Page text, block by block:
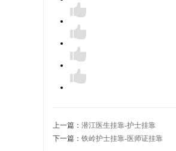
上一篇： 潜江医生挂靠-护士挂靠
下一篇： 铁岭护士挂靠-医师证挂靠